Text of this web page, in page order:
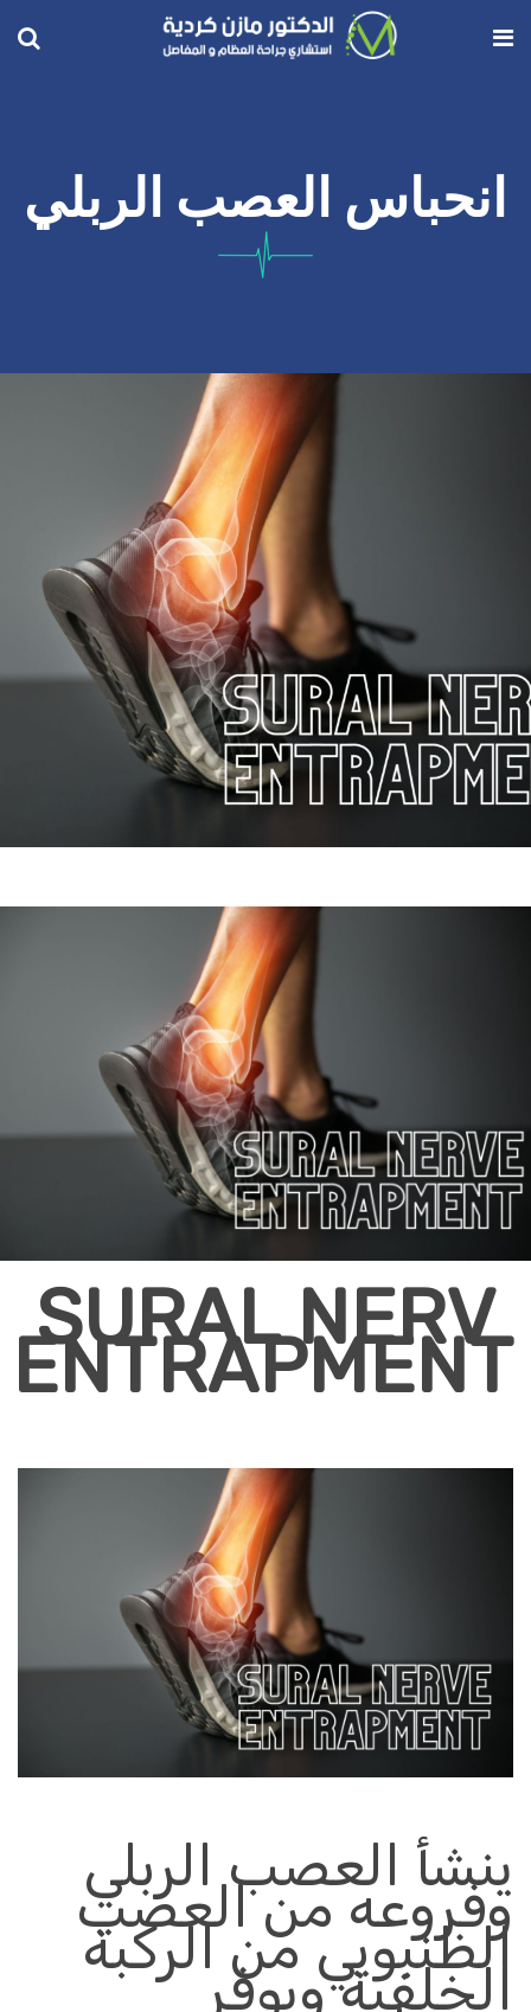
انحباس العصب الربلي
SURAL NERV
ENTRAPMENT
ينشأ العصب الربلي
وفروعه من العصب
الظنبوبي من الركبة
الخلفية ويوفر